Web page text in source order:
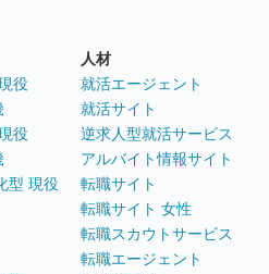
役
役
型 現役
人材
就活エージェント
就活サイト
逆求人型就活サービス
アルバイト情報サイト
転職サイト
転職サイト 女性
転職スカウトサービス
転職エージェント